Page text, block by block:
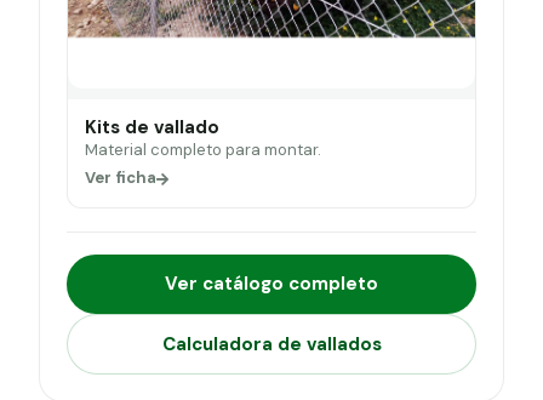
Kits de vallado
Material completo para montar.
Ver ficha
Ver catálogo completo
Calculadora de vallados